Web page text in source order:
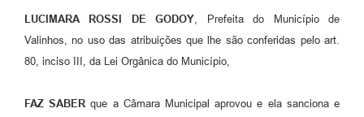
Serviços Online
LUCIMARA ROSSI DE GODOY , Prefeita do Município de
Valinhos, no uso das atribuições que lhe são conferidas pelo art.
80, inciso III, da Lei Orgânica do Município,
FAZ SABER que a Câmara Municipal aprovou e ela sanciona e